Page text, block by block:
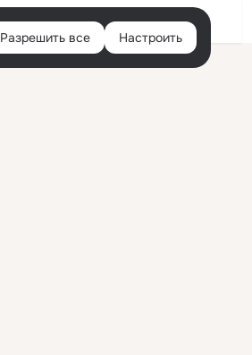
Войти
Разрешить все Настроить